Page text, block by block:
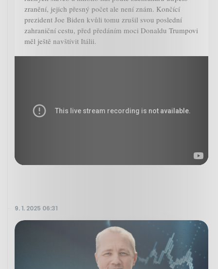
zranění, jejich přesný počet ale není znám. Končící
prezident Joe Biden kvůli tomu zrušil svou poslední
zahraniční cestu, před předáním moci Donaldu Trumpovi
měl ještě navštívit Itálii.
9. 1. 2025 06:31